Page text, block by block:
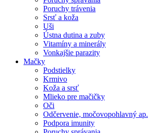
Poruchy trávenia
Srsť a koža
Uši
Ústna dutina a zuby
Vitamíny a minerály
Vonkajšie parazity
Mačky
Podstielky
Krmivo
Koža a srsť
Mlieko pre mačičky
Oči
Odčervenie, močovopohlavný ap.
Podpora imunity